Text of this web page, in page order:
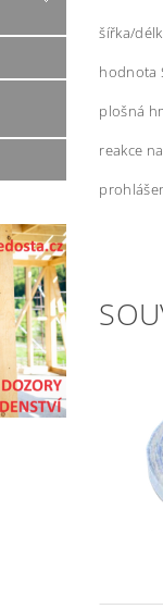
šířka/
hodnota
plošná
reakce